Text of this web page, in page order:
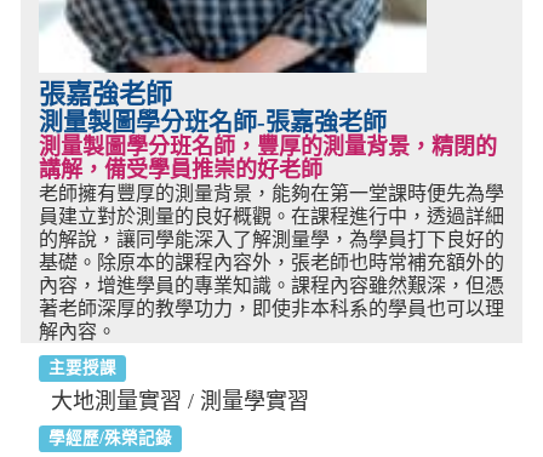
張嘉強老師
測量製圖學分班名師-張嘉強老師
測量製圖學分班名師，豐厚的測量背景，精閉的
講解，備受學員推崇的好老師
老師擁有豐厚的測量背景，能夠在第一堂課時便先為學
員建立對於測量的良好概觀。在課程進行中，透過詳細
的解說，讓同學能深入了解測量學，為學員打下良好的
基礎。除原本的課程內容外，張老師也時常補充額外的
內容，增進學員的專業知識。課程內容雖然艱深，但憑
著老師深厚的教學功力，即使非本科系的學員也可以理
解內容。
主要授課
大地測量實習 / 測量學實習
學經歷/殊榮記錄